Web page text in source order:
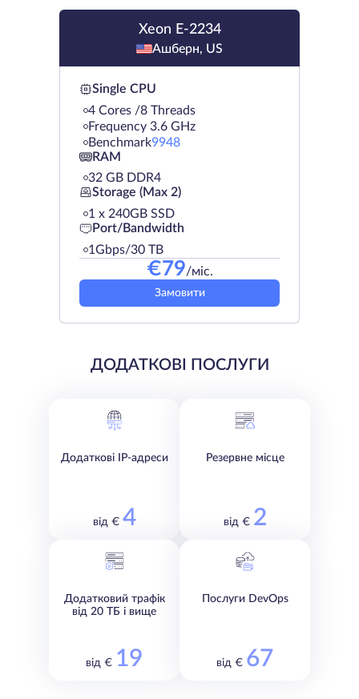
Xeon E-2234
Ашберн, US
Single CPU
4 Cores /8 Threads
Frequency 3.6 GHz
Benchmark9948
RAM
32 GB DDR4
Storage (Max 2)
1 х 240GB SSD
Port/Bandwidth
1Gbps/30 TB
€79/міс.
Замовити
ДОДАТКОВІ ПОСЛУГИ
Додаткові IP-адреси
від € 4
Резервне місце
від € 2
Додатковий трафік
від 20 ТБ і вище
від € 19
Послуги DevOps
від € 67